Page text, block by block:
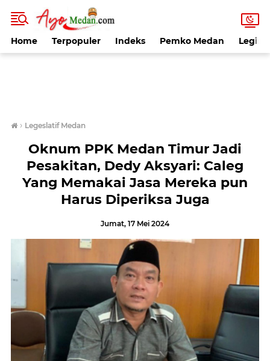
Home Terpopuler Indeks Pemko Medan
› Legeslatif Medan
Oknum PPK Medan Timur Jadi
Pesakitan, Dedy Aksyari: Caleg
Yang Memakai Jasa Mereka pun
Harus Diperiksa Juga
Jumat, 17 Mei 2024